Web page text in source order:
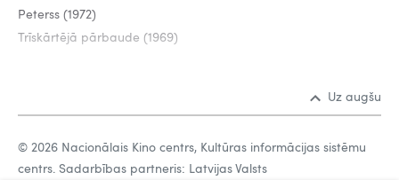
Peterss (1972)
Trīskārtējā pārbaude (1969)
Uz augšu
© 2026 Nacionālais Kino centrs, Kultūras informācijas sistēmu
centrs. Sadarbības partneris: Latvijas Valsts